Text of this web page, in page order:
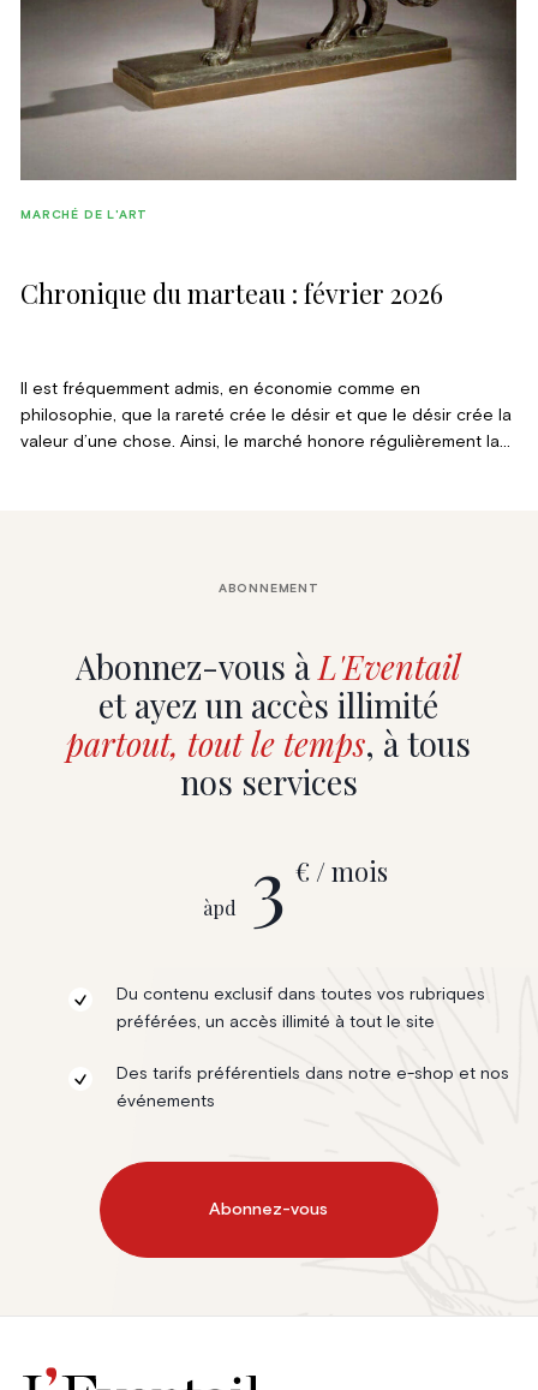
Chronique du marteau : février 2026
MARCHÉ DE L'ART
Il est fréquemment admis, en économie comme en
philosophie, que la rareté crée le désir et que le désir crée la
valeur d’une chose. Ainsi, le marché honore régulièrement la
Abonnez-vous àL'Eventail
et ayez un accès illimité
partout, tout le temps, à tous
nos services
ABONNEMENT
àpd 3 € / mois
Du contenu exclusif dans toutes vos rubriques
préférées, un accès illimité à tout le site
Des tarifs préférentiels dans notre e-shop et nos
événements
Abonnez-vous